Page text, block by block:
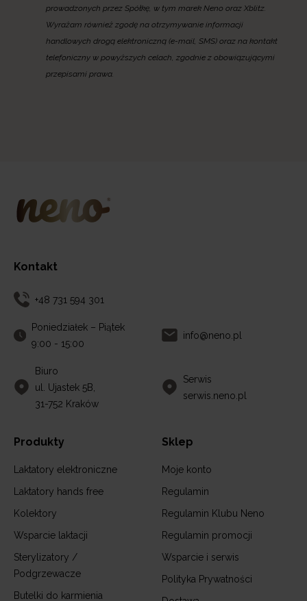
prowadzonych przez Spółkę, w tym marek Neno oraz Xblitz.
Wyrażam również zgodę na otrzymywanie informacji
handlowych drogą elektroniczną (e-mail, SMS) oraz na kontakt
telefoniczny w powyższych celach, zgodnie z obowiązującymi
przepisami prawa.
Kontakt
+48 731 594 301
Poniedziałek – Piątek
9:00 - 15:00
info@neno.pl
Biuro
ul. Ujastek 5B,
31-752 Kraków
Serwis
serwis.neno.pl
Produkty
Laktatory elektroniczne
Laktatory hands free
Kolektory
Wsparcie laktacji
Sterylizatory /
Podgrzewacze
Butelki do karmienia
Sklep
Moje konto
Regulamin
Regulamin Klubu Neno
Regulamin promocji
Wsparcie i serwis
Polityka Prywatności